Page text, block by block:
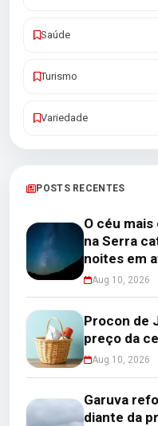
Saúde
Turismo
Variedade
POSTS RECENTES
O céu
na Serra
noites em
Aug 10, 2026
Procon de
preço da
Aug 10, 2026
Garuva
diante da